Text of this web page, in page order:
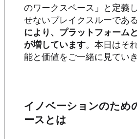
のワークスペース」と定義
せないブレイクスルーである
により、プラットフォーム
が増しています。本日はそ
能と価値をご一緒に見てい
イノベーションのため
ースとは